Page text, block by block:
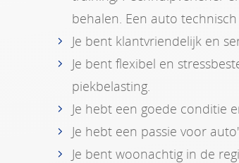
behalen. Een auto
Je bent klantvriendelijk en
Je bent flexibel en
piekbelasting.
Je hebt een goede conditie
Je hebt een passie voor
Je bent woonachtig in de